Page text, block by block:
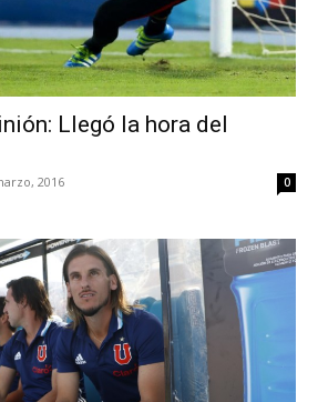
Llegó la hora del
2016 0